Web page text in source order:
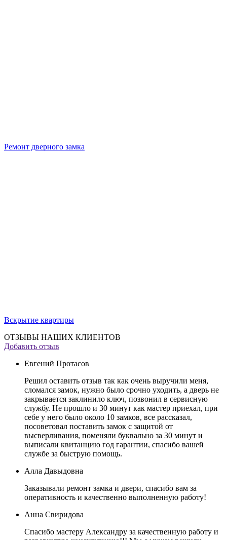
Ремонт дверного замка
Вскрытие квартиры
ОТЗЫВЫ НАШИХ КЛИЕНТОВ
Добавить отзыв
Евгений Протасов
Решил оставить отзыв так как очень выручили меня,
сломался замок, нужно было срочно уходить, а дверь не
закрывается заклинило ключ, позвонил в сервисную
службу. Не прошло и 30 минут как мастер приехал, при
себе у него было около 10 замков, все рассказал,
посоветовал поставить замок с защитой от
высверливания, поменяли буквально за 30 минут и
выписали квитанцию год гарантии, спасибо вашей
службе за быструю помощь.
Алла Давыдовна
Заказывали ремонт замка и двери, спасибо вам за
оперативность и качественно выполненную работу!
Анна Свиридова
Спасибо мастеру Александру за качественную работу и